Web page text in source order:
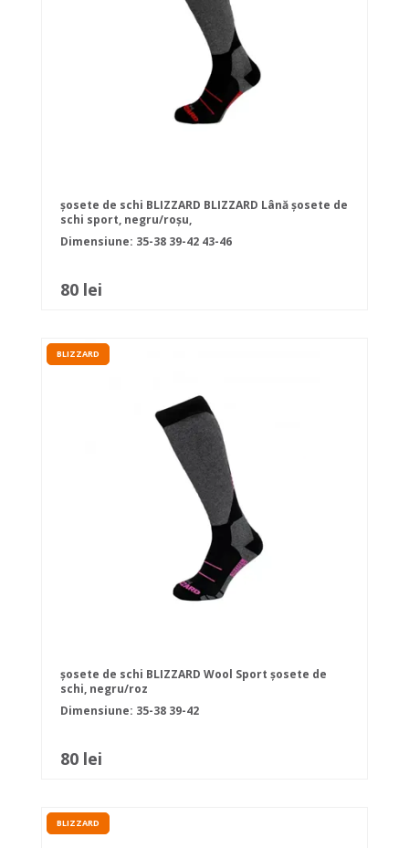
șosete de schi BLIZZARD BLIZZARD Lână șosete de
schi sport, negru/roșu,
Dimensiune: 35-38 39-42 43-46
80 lei
BLIZZARD
șosete de schi BLIZZARD Wool Sport șosete de
schi, negru/roz
Dimensiune: 35-38 39-42
80 lei
BLIZZARD